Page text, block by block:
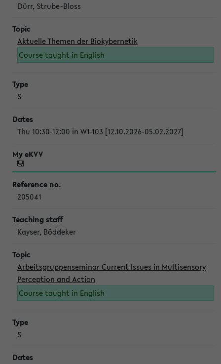
Dürr, Strube-Bloss
Aktuelle Themen der Biokybernetik
Course taught in English
S
Thu 10:30-12:00 in W1-103 [12.10.2026-05.02.2027]
205041
Kayser, Böddeker
Arbeitsgruppenseminar Current Issues in Multisensory
Perception and Action
Course taught in English
S